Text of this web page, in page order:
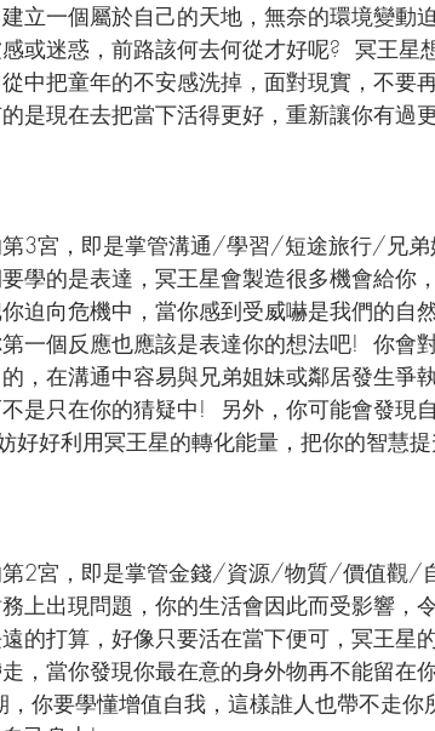
立一個屬於自己的天地，無奈的環境變動
或迷惑，前路該何去何從才好呢?  冥王星
中把童年的不安感洗掉，面對現實，不要
是現在去把當下活得更好，重新讓你有過
第3宮，即是掌管溝通/學習/短途旅行/兄
學的是表達，冥王星會製造很多機會給你
迫向危機中，當你感到受威嚇是我們的自
一個反應也應該是表達你的想法吧!  你會
，在溝通中容易與兄弟姐妹或鄰居發生爭
是只在你的猜疑中!  另外，你可能會發現
好好利用冥王星的轉化能量，把你的智慧
第2宮，即是掌管金錢/資源/物質/價值觀/
上出現問題，你的生活會因此而受影響，
的打算，好像只要活在當下便可，冥王星
，當你發現你最在意的身外物再不能留在
你要學懂增值自我，這樣誰人也帶不走你